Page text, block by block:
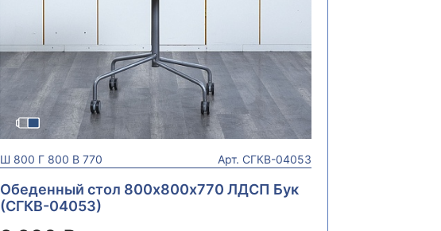
Ш 800 Г800 В770 Арт. СГКВ-04053
Обеденный стол 800х800х770 ЛДСП Бук
(СГКВ-04053)